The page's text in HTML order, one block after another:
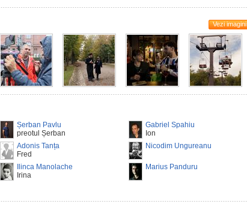
Vezi imagini
Șerban Pavlu
preotul Șerban
Gabriel Spahiu
Ion
Adonis Tanța
Fred
Nicodim Ungureanu
Ilinca Manolache
Irina
Marius Panduru